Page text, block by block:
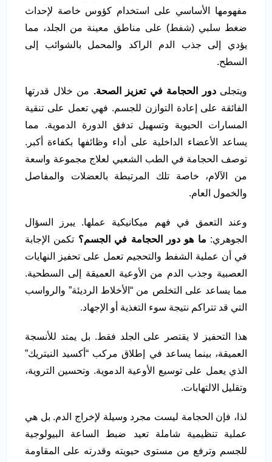
مفهومها الأساسي على استخدام كؤوس خاصة لإحداث
ضغط سلبي (شفط) على مناطق معينة من الجلد، مما
يؤدي إلى جذب الدم الراكد والمحمل بالشوائب إلى
السطح.
ويتجلىدور الحجامة في تعزيز الصحة. من خلال قدرتها
الفائقة على إعادة التوازن للجسم. فهي تعمل على تنقية
المسارات الحيوية وتسهيل تدفق الدورة الدموية. مما
يساعد الأعضاء الداخلية على أداء وظائفها بكفاءة أكبر.
توصف الحجامة في الطب الشعبي لعلاج مجموعة واسعة
من الآلام، خاصة تلك المرتبطة بالعضلات والمفاصل
والخمول العام.
وعند التعمق في فهم ميكانيكية عملها. يبرز السؤال
الجوهري: ما هو دور الحجامة في الجسم؟ تكمن الإجابة
في أن عملية الشفط والتحجيم تعمل على تحفيز النهايات
العصبية وجذب الدم من الأوعية العميقة إلى السطحية.
مما يساعد على التخلص من “الأخلاط الرديئة” والرواسب
التي قد تتراكم نتيجة سوء التغذية أو الإجهاد.
هذا التحفيز لا يقتصر على الجلد فقط. بل يمتد للأنسجة
العميقة، بينما يساعد في إطلاق مركب “أكسيد النيتريك”
الذي يعمل على توسيع الأوعية الدموية. وتحسين التروية،
وتقليل الالتهابات.
لذا، فإن الحجامة ليست مجرد وسيلة لإخراج الدم. بل هي
عملية تنظيمية شاملة تعيد ضبط الساعة البيولوجية
للجسم وترفع من مستوى حيويته وقدرته على المقاومة